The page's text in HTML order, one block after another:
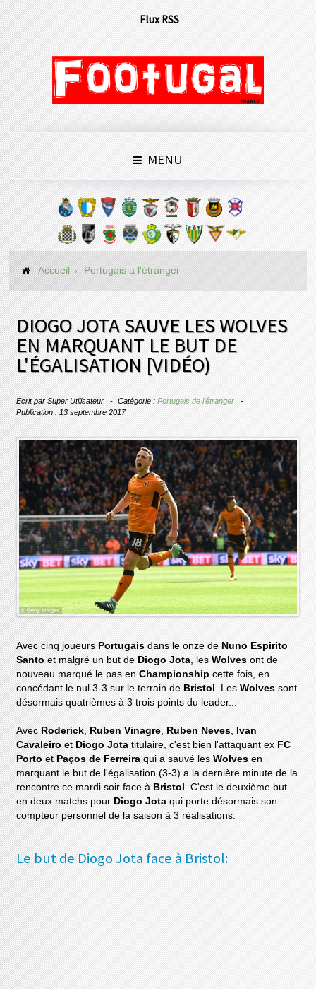
Flux RSS
MENU
Accueil Portugais a l'étranger
DIOGO JOTA SAUVE LES WOLVES
EN MARQUANT LE BUT DE
L'ÉGALISATION [VIDÉO)
Écrit parSuper Utilisateur Catégorie :Portugais de l'étranger
Publication : 13 septembre 2017
Avec cinq joueurs Portugaisdans le onze de Nuno Espirito
Santoet malgré un but de Diogo Jota , lesWolvesont de
nouveau marqué le pas enChampionshipcette fois, en
concédant le nul 3-3 sur le terrain de Bristol . LesWolvessont
désormais quatrièmes à 3 trois points du leader...
Avec Roderick Ruben Vinagre Ruben Neves
Ivan
Cavaleiro et Diogo Jota titulaire, c'est bien l'attaquant ex FC
Portoet Paços de Ferreira qui a sauvé lesWolvesen
marquant le but de l'égalisation (3-3) a la dernière minute de la
rencontre ce mardi soir face à Bristol
. C'est le deuxième but
en deux matchs pour Diogo Jota qui porte désormais son
compteur personnel de la saison à 3 réalisations.
Le but de Diogo Jota face à Bristol: